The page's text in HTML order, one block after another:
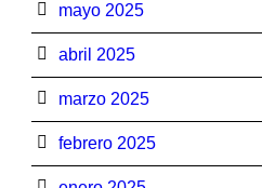
mayo 2025
abril 2025
marzo 2025
febrero 2025